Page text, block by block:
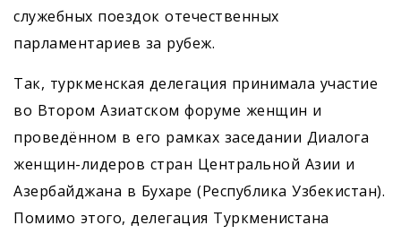
служебных поездок отечественных
парламентариев за рубеж.
Так, туркменская делегация принимала участие
во Втором Азиатском форуме женщин и
проведённом в его рамках заседании Диалога
женщин-лидеров стран Центральной Азии и
Азербайджана в Бухаре (Республика Узбекистан).
Помимо этого, делегация Туркменистана